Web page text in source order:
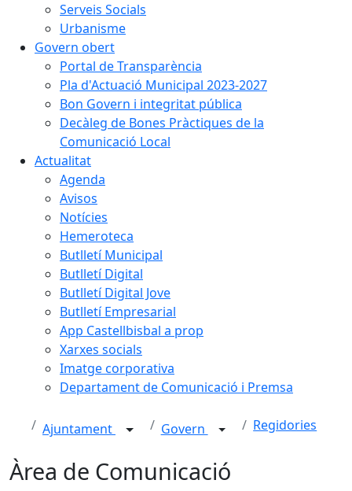
Serveis Socials
Urbanisme
Govern obert
Portal de Transparència
Pla d'Actuació Municipal 2023-2027
Bon Govern i integritat pública
Decàleg de Bones Pràctiques de la
Comunicació Local
Actualitat
Agenda
Avisos
Notícies
Hemeroteca
Butlletí Municipal
Butlletí Digital
Butlletí Digital Jove
Butlletí Empresarial
App Castellbisbal a prop
Xarxes socials
Imatge corporativa
Departament de Comunicació i Premsa
Ajuntament Govern Regidories
Àrea de Comunicació